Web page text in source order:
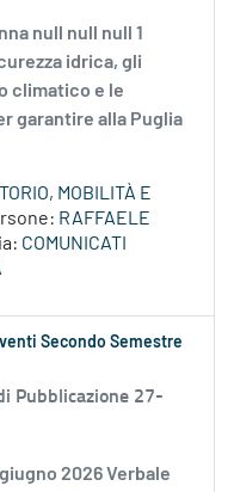
null null null 1
idrica, gli
climatico e le
garantire alla Puglia
MOBILITÀ E
RAFFAELE
COMUNICATI
Secondo Semestre
Pubblicazione 27-
2026 Verbale